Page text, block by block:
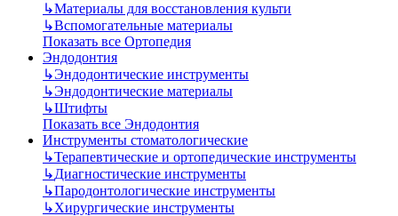
↳Материалы для восстановления культи
↳Вспомогательные материалы
Показать все Ортопедия
Эндодонтия
↳Эндодонтические инструменты
↳Эндодонтические материалы
↳Штифты
Показать все Эндодонтия
Инструменты стоматологические
↳Терапевтические и ортопедические инструменты
↳Диагностические инструменты
↳Пародонтологические инструменты
↳Хирургические инструменты